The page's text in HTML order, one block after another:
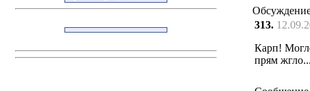
313.
Карп!
прям